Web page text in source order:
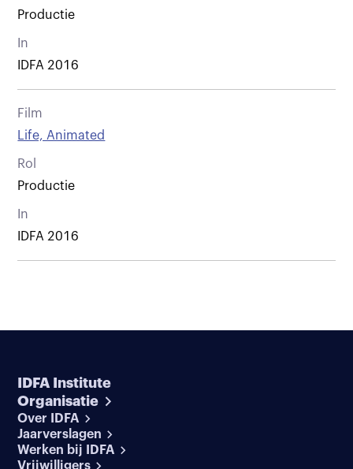
Productie
In
IDFA 2016
Film
Life, Animated
Rol
Productie
In
IDFA 2016
IDFA Institute
Organisatie
Over IDFA
Jaarverslagen
Werken bij IDFA
Vrijwilligers